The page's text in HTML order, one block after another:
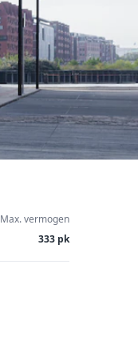
Max. vermogen
333 pk